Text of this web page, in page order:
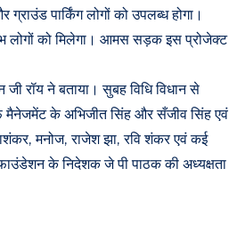
पार्किंग लोगों को उपलब्ध होगा।
लोगों को मिलेगा। आमस सड़क इस प्रोजेक्ट
जी रॉय ने बताया। सुबह विधि विधान से
मैनेजमेंट के अभिजीत सिंह और सँजीव सिंह एवं
मनोज, राजेश झा, रवि शंकर एवं कई
के निदेशक जे पी पाठक की अध्यक्षता